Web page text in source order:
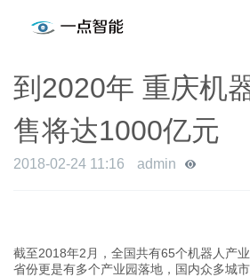
到2020年 重庆机
售将达1000亿元
2018-02-24 11:16 admin
截至2018年2月，全国共有65个机器人产
省份更是有多个产业园落地，国内众多城